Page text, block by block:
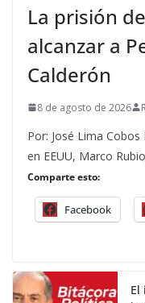
La prisión
alcanzar a
Calderón
8 de agosto de 2026
Por: José Lima
en EEUU, Marco
Comparte esto:
Facebook
El